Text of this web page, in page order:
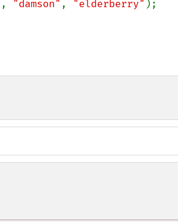
, "damson" , "elderberry"